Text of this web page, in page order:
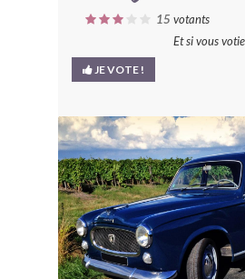
LES CONTRIBUTEURS
LE BLOG
BONJOURLAVIEILLE
MODÈLES ET
COMMENT
15 votants
Et si vous
JE VOTE !